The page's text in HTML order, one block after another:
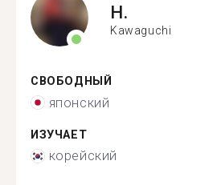
H.
Kawaguchi
СВОБОДНЫЙ
японский
ИЗУЧАЕТ
корейский